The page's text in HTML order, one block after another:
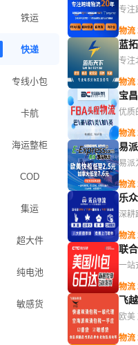
铁运
快递
专线小包
卡航
海运整柜
COD
集运
超大件
纯电池
敏感货
专注
物流
蓝
专注
物流
宝
优质
物流
易
易派
物流
乐
深耕
物流
联
一站
物流
飞
物流